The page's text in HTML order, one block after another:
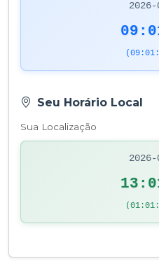
Seu Horário Local
Sua Localização